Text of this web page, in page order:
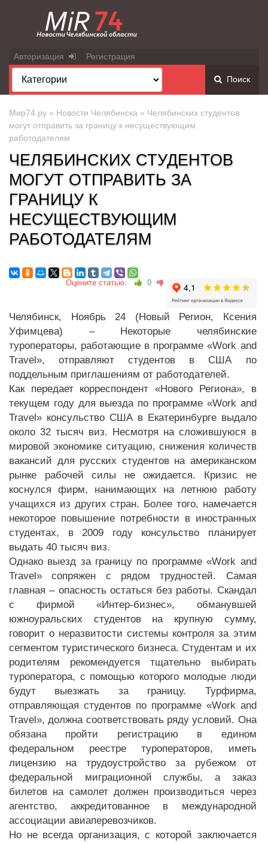
Авторизация Регистрация
Поиск
Мир74.ру » Новости Челябинска » Челябинских студентов
могут отправить за границу к несуществующим
работодателям
ЧЕЛЯБИНСКИХ СТУДЕНТОВ
МОГУТ ОТПРАВИТЬ ЗА
ГРАНИЦУ К
НЕСУЩЕСТВУЮЩИМ
РАБОТОДАТЕЛЯМ
Оцените статью: 0
Челябинск, Ноябрь 24 (Новый Регион, Ксения
Уфимцева) – Некоторые челябинские
туроператоры, работающие в программе «Work and
Travel», отправляют студентов в США по
поддельным приглашениям от работодателей.
Как передает корреспондент «Нового Региона», в
текущем году для выезда по программе «Work and
Travel» консульство США в Екатеринбурге выдало
около 32 тысяч виз. Несмотря на сложившуюся в
мировой экономике ситуацию, снижения количеств
вакансий для русских студентов на американском
рынке рабочей силы не ожидается. Кризис не
коснулся фирм, нанимающих на летнюю работу
учащихся из других стран. Более того, намечается
некоторое повышение потребности в иностранных
студентах, в 2009 году консульство планирует
выдать 40 тысяч виз.
Однако выезд за границу по программе «Work and
Travel» сопряжен с рядом трудностей. Самая
главная – опасность остаться без работы. Скандал
с фирмой «Интер-бизнес», обманувшей
южноуральских студентов на крупную сумму,
говорит о неразвитости системы контроля за этим
сегментом туристического бизнеса. Студентам и их
родителям рекомендуется тщательно выбирать
туроператора, с помощью которого молодые люди
будут выезжать за границу. Турфирма,
отправляющая студентов по программе «Work and
Travel», должна соответствовать ряду условий. Она
обязана пройти регистрацию в едином
федеральном реестре туроператоров, иметь
лицензию на трудоустройство за рубежом от
федеральной миграционной службы, а заказ
билетов на самолет должен производиться через
агентство, аккредитованное в международной
ассоциации авиаперевозчиков.
Но не всегда организация, с которой заключается